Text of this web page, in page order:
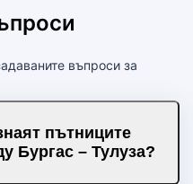
въпроси за
пътниците
Бургас – Тулуза?